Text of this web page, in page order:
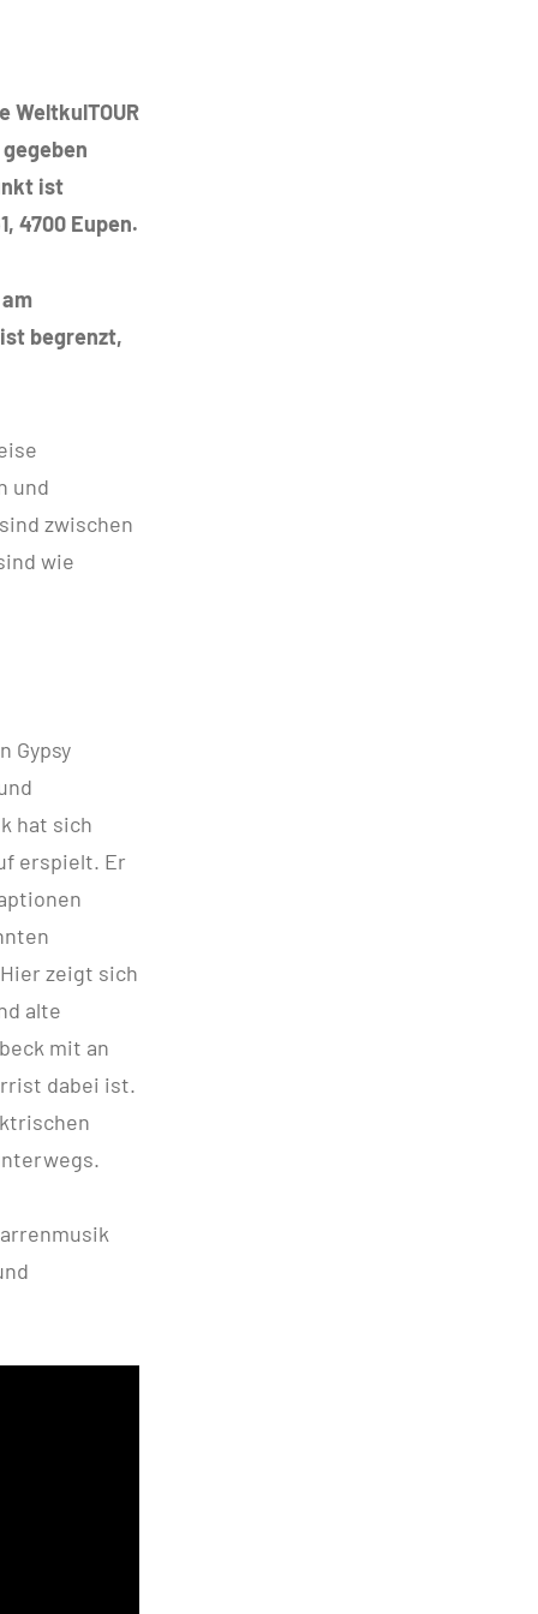
WeltkulTOUR
ist
4700 Eupen.
begrenzt,
und
zwischen
wie
Gypsy
hat sich
erspielt. Er
zeigt sich
alte
mit an
dabei ist.